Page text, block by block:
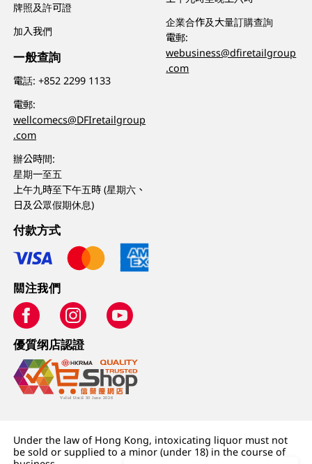
牌照及許可證
加入我們
一般查詢
電話:+852 2299 1133
電郵:
wellcomecs@DFIretailgroup
.com
辦公時間:
星期一至五
上午九時至下午五時 (星期六、
日及公眾假期休息)
企業合作及大量訂購查詢
電郵:
webusiness@dfiretailgroup
.com
付款方式
關注我們
優質纲店認證
Under the law of Hong Kong, intoxicating liquor must not
be sold or supplied to a minor (under 18) in the course of